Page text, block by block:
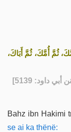
ثُمَّ أُمَّكَ، ثُمَّ أَبَاكَ،
داود: 5139]
Bahz ibn Hakimi
se ai ka thënë: